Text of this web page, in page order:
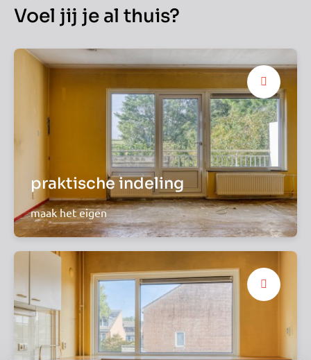
Voel jij je al thuis?
praktische indeling
maak het eigen